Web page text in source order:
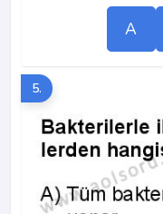
A
5.